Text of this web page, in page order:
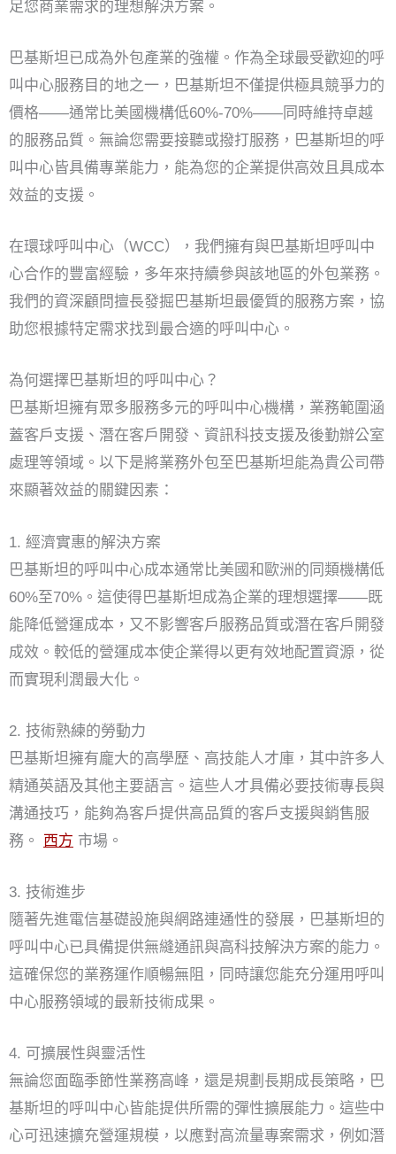
足您商業需求的理想解決方案。
巴基斯坦已成為外包產業的強權。作為全球最受歡迎的呼
叫中心服務目的地之一，巴基斯坦不僅提供極具競爭力的
價格——通常比美國機構低60%-70%——同時維持卓越
的服務品質。無論您需要接聽或撥打服務，巴基斯坦的呼
叫中心皆具備專業能力，能為您的企業提供高效且具成本
效益的支援。
在環球呼叫中心（WCC），我們擁有與巴基斯坦呼叫中
心合作的豐富經驗，多年來持續參與該地區的外包業務。
我們的資深顧問擅長發掘巴基斯坦最優質的服務方案，協
助您根據特定需求找到最合適的呼叫中心。
為何選擇巴基斯坦的呼叫中心？
巴基斯坦擁有眾多服務多元的呼叫中心機構，業務範圍涵
蓋客戶支援、潛在客戶開發、資訊科技支援及後勤辦公室
處理等領域。以下是將業務外包至巴基斯坦能為貴公司帶
來顯著效益的關鍵因素：
1. 經濟實惠的解決方案
巴基斯坦的呼叫中心成本通常比美國和歐洲的同類機構低
60%至70%。這使得巴基斯坦成為企業的理想選擇——既
能降低營運成本，又不影響客戶服務品質或潛在客戶開發
成效。較低的營運成本使企業得以更有效地配置資源，從
而實現利潤最大化。
2. 技術熟練的勞動力
巴基斯坦擁有龐大的高學歷、高技能人才庫，其中許多人
精通英語及其他主要語言。這些人才具備必要技術專長與
溝通技巧，能夠為客戶提供高品質的客戶支援與銷售服
務。 西方 市場。
3. 技術進步
隨著先進電信基礎設施與網路連通性的發展，巴基斯坦的
呼叫中心已具備提供無縫通訊與高科技解決方案的能力。
這確保您的業務運作順暢無阻，同時讓您能充分運用呼叫
中心服務領域的最新技術成果。
4. 可擴展性與靈活性
無論您面臨季節性業務高峰，還是規劃長期成長策略，巴
基斯坦的呼叫中心皆能提供所需的彈性擴展能力。這些中
心可迅速擴充營運規模，以應對高流量專案需求，例如潛